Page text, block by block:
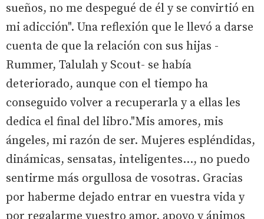
sueños, no me despegué de él y se convirtió en
mi adicción". Una reflexión que le llevó a darse
cuenta de que la relación con sus hijas -
Rummer, Talulah y Scout- se había
deteriorado, aunque con el tiempo ha
conseguido volver a recuperarla y a ellas les
dedica el final del libro."Mis amores, mis
ángeles, mi razón de ser. Mujeres espléndidas,
dinámicas, sensatas, inteligentes..., no puedo
sentirme más orgullosa de vosotras. Gracias
por haberme dejado entrar en vuestra vida y